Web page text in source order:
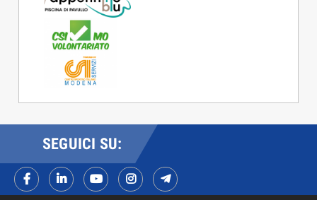
SEGUICI SU: